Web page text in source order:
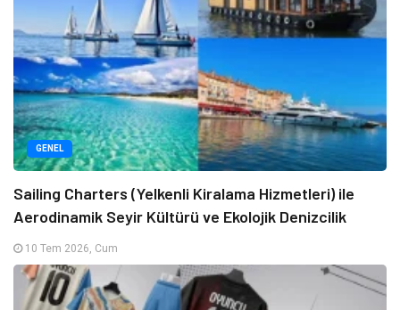
GENEL
Sailing Charters (Yelkenli Kiralama Hizmetleri) ile
Aerodinamik Seyir Kültürü ve Ekolojik Denizcilik
10 Tem 2026, Cum